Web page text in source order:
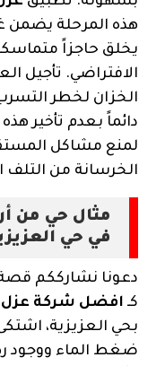
هذه المرحلة يضمن
يخلق حاجزاً
الافتراضي. تأجيل
الخزان لخطر
دائماً بعدم تأخير
لمنع مشاكل
الخرسانة من التلف
مثال حي من
في حي
دعونا نشارككم
كـ افضل شركة عزل
بحي العزيزية،
ضغط الماء ووجود